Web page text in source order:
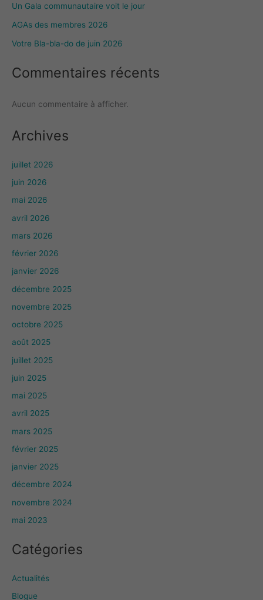
Un Gala communautaire voit le jour
AGAs des membres 2026
Votre Bla-bla-do de juin 2026
Commentaires récents
Aucun commentaire à afficher.
Archives
juillet 2026
juin 2026
mai 2026
avril 2026
mars 2026
février 2026
janvier 2026
décembre 2025
novembre 2025
octobre 2025
août 2025
juillet 2025
juin 2025
mai 2025
avril 2025
mars 2025
février 2025
janvier 2025
décembre 2024
novembre 2024
mai 2023
Catégories
Actualités
Blogue